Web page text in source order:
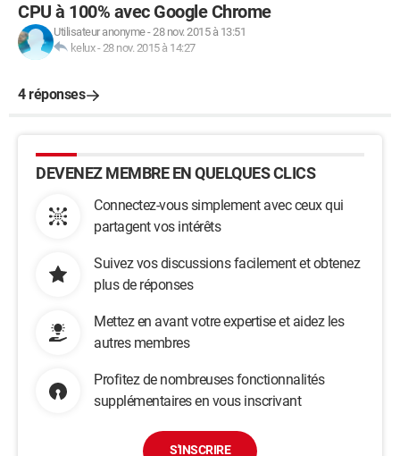
CPU à 100% avec Google Chrome
Utilisateur anonyme-28 nov. 2015 à 13:51
kelux-28 nov. 2015 à 14:27
4 réponses
DEVENEZ MEMBRE EN QUELQUES CLICS
Connectez-vous simplement avec ceux qui
partagent vos intérêts
Suivez vos discussions facilement et obtenez
plus de réponses
Mettez en avant votre expertise et aidez les
autres membres
Profitez de nombreuses fonctionnalités
supplémentaires en vous inscrivant
S'INSCRIRE